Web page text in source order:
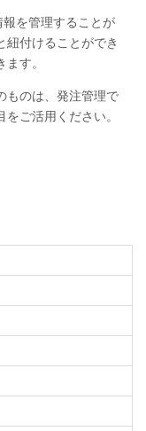
を管理することが
紐付けることができ
す。
ものは、発注管理で
ご活用ください。